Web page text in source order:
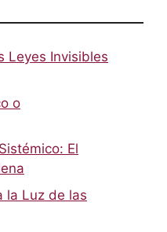
Leyes Invisibles
o
El
la Luz de las